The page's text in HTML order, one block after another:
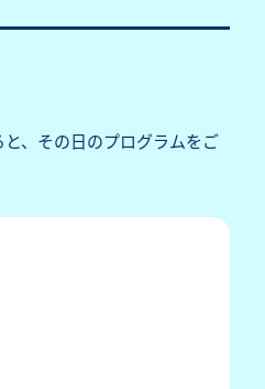
、その日のプログラムをご